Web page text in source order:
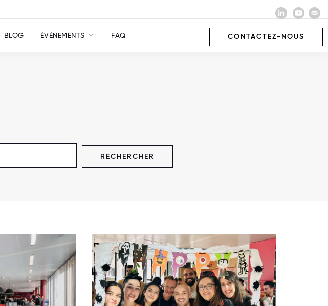
BLOG ÉVÉNEMENTS FAQ CONTACTEZ-NOUS
RECHERCHER